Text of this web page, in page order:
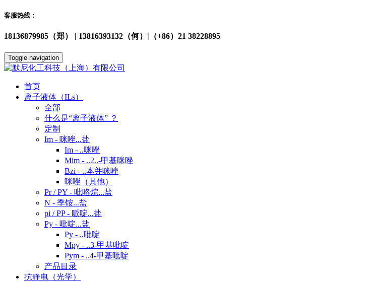
客服热线：
18136879985（郑） | 13816393132（何）|（+86）21 38228895
Toggle navigation
首页
离子液体（ILs）
全部
什么是“离子液体” ？
定制
Im - 咪唑...盐
Im - ..咪唑
Mim - ..2..-甲基咪唑
Bzi - ..本并咪唑
咪唑（其他）
Pr / PY - 吡咯烷...盐
N - 季铵...盐
pi / PP - 哌啶...盐
Py - 吡啶...盐
Py - ..吡啶
Mpy - ..3-甲基吡啶
Pym - ..4-甲基吡啶
产品目录
抗静电（光学）